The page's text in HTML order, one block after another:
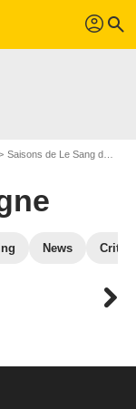
profil search
Saisons de Le Sang de la vigne
News